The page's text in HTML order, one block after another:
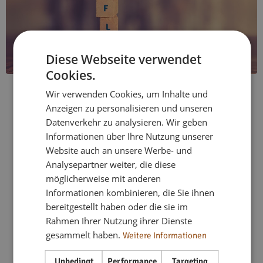
O elastycznym stylu życia
Od 2018 r.flex livingoferuje elastyczne, w pełni
umeblowane rozwiązania mieszkaniowe w całych
Niemczech. Dysponując ponad 333 mieszkaniami w ponad
40 lokalizacjach, oferujemy mieszkania dla instalatorów,
mieszkania wakacyjne i mieszkania współdzielone na każdą
potrzebę – zawsze nowoczesne, w pełni umeblowane i
gotowe do natychmiastowego zamieszkania. Dzięki naszej
silnej sieci ściśle współpracujemy z firmami, zespołami
projektowymi i inwestorami w nieruchomości, aby
Diese Webseite verwendet
Cookies.
Wir verwenden Cookies, um Inhalte und
Anzeigen zu personalisieren und unseren
Datenverkehr zu analysieren. Wir geben
Informationen über Ihre Nutzung unserer
Website auch an unsere Werbe- und
Analysepartner weiter, die diese
möglicherweise mit anderen
Informationen kombinieren, die Sie ihnen
bereitgestellt haben oder die sie im
Rahmen Ihrer Nutzung ihrer Dienste
gesammelt haben. Weitere Informationen